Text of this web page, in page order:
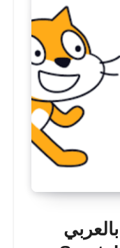
تنزيل سكراتش 2 بالعربي